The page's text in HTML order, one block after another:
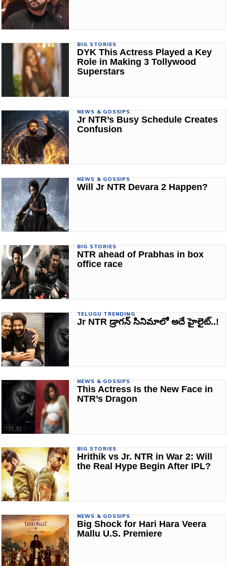
BIG STORIES
DYK This Actress Played a Key
Role in Making 3 Tollywood
Superstars
NEWS & GOSSIPS
Jr NTR’s Busy Schedule Creates
Confusion
NEWS & GOSSIPS
Will Jr NTR Devara 2 Happen?
BIG STORIES
NTR ahead of Prabhas in box
office race
TELUGU TRENDING
Jr NTR డ్రాగన్ సినిమాలో అదే హైలైట్..!
NEWS & GOSSIPS
This Actress Is the New Face in
NTR’s Dragon
BIG STORIES
Hrithik vs Jr. NTR in War 2: Will
the Real Hype Begin After IPL?
NEWS & GOSSIPS
Big Shock for Hari Hara Veera
Mallu U.S. Premiere